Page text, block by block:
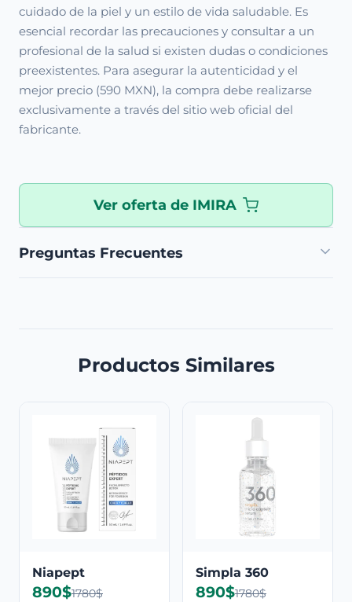
cuidado de la piel y un estilo de vida saludable. Es
esencial recordar las precauciones y consultar a un
profesional de la salud si existen dudas o condiciones
preexistentes. Para asegurar la autenticidad y el
mejor precio (590 MXN), la compra debe realizarse
exclusivamente a través del sitio web oficial del
fabricante.
Ver oferta de IMIRA
Preguntas Frecuentes
Productos Similares
Niapept
890$1780$
Simpla 360
890$1780$